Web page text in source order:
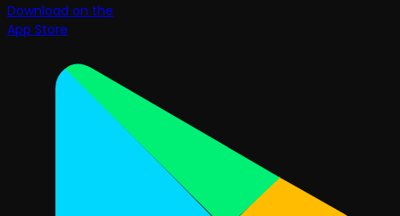
Download on the
App Store